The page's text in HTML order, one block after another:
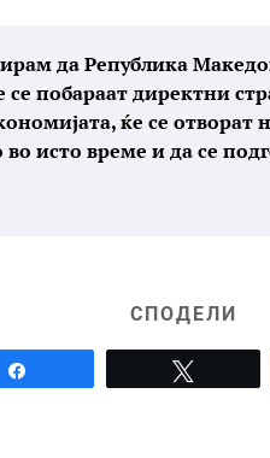
да Република
побараат директни
ќе се отворат
исто време и да се
СПОДЕЛИ